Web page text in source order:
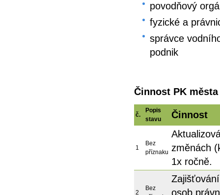
povodňový
fyzické a
správce
podnik
Činnost PK
č.
Popis
stavu
Činnost
1
Bez
příznaku změnách
1x ročně.
2
Bez
osob